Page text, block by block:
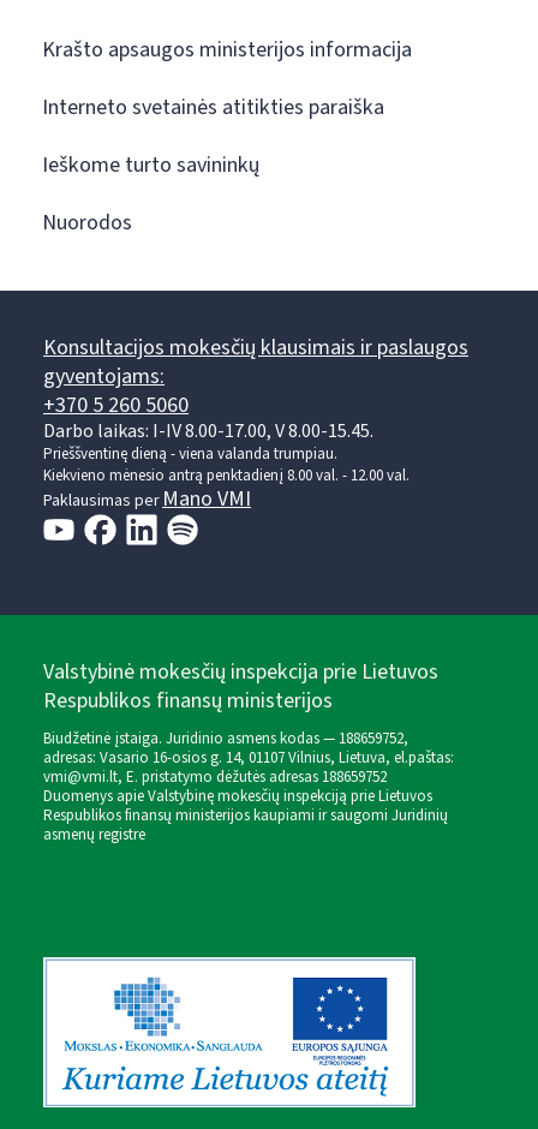
Krašto apsaugos ministerijos informacija
Interneto svetainės atitikties paraiška
Ieškome turto savininkų
Nuorodos
Konsultacijos mokesčių klausimais ir paslaugos
gyventojams:
+370 5 260 5060
Darbo laikas: I-IV 8.00-17.00, V 8.00-15.45.
Prieššventinę dieną - viena valanda trumpiau.
Kiekvieno mėnesio antrą penktadienį 8.00 val. - 12.00 val.
Paklausimas perMano VMI
Valstybinė mokesčių inspekcija prie Lietuvos
Respublikos finansų ministerijos
Biudžetinė įstaiga. Juridinio asmens kodas — 188659752,
adresas: Vasario 16-osios g. 14, 01107 Vilnius, Lietuva, el.paštas:
vmi@vmi.lt, E. pristatymo dėžutės adresas 188659752
Duomenys apie Valstybinę mokesčių inspekciją prie Lietuvos
Respublikos finansų ministerijos kaupiami ir saugomi Juridinių
asmenų registre